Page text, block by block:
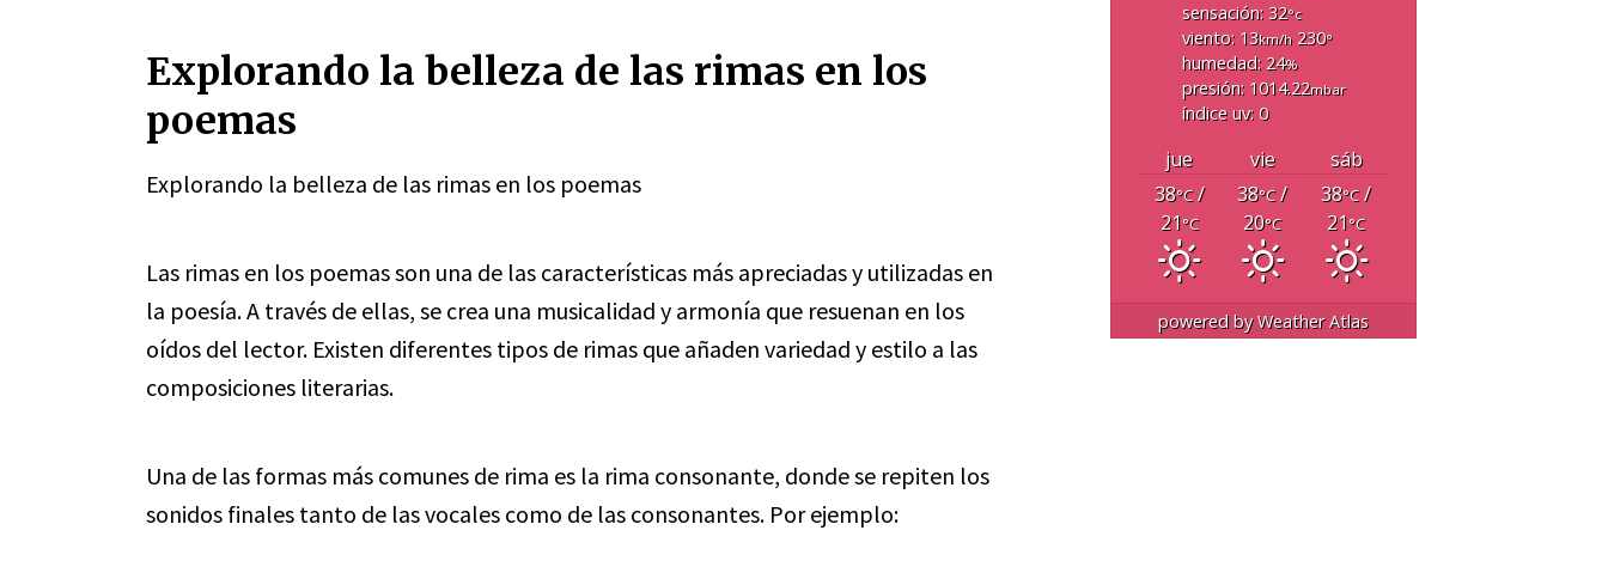
Explorando la belleza de las rimas en los
poemas
Explorando la belleza de las rimas en los poemas
Las rimas en los poemas son una de las características más apreciadas y utilizadas en
la poesía. A través de ellas, se crea una musicalidad y armonía que resuenan en los
oídos del lector. Existen diferentes tipos de rimas que añaden variedad y estilo a las
composiciones literarias.
Una de las formas más comunes de rima es la rima consonante, donde se repiten los
sonidos finales tanto de las vocales como de las consonantes. Por ejemplo:
sensación: 32°c
viento: 13km/h230°
humedad: 24%
presión: 1014.22mbar
índice uv: 0
jue vie
sáb
38°C/
21°C
38°C/
20°C
38°C/
21°C
powered byWeather Atlas